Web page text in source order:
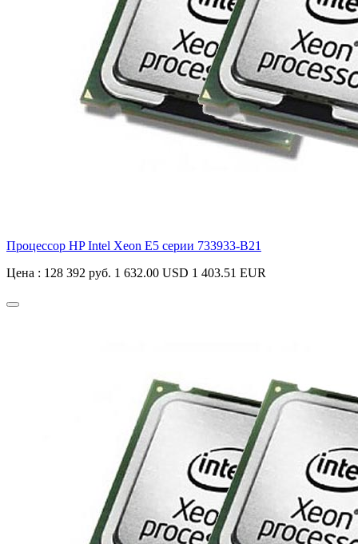
Процессор HP Intel Xeon E5 серии 733933-B21
Цена : 128 392 руб. 1 632.00 USD 1 403.51 EUR